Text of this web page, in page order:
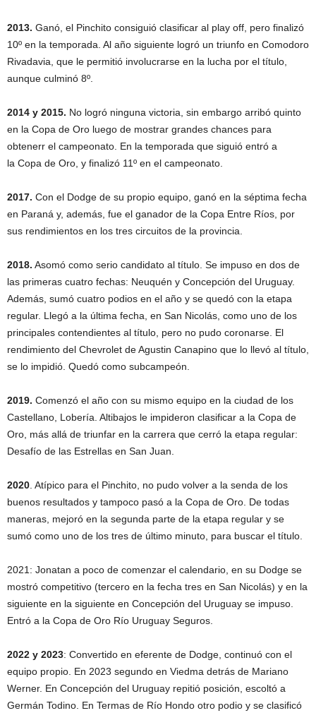
2013. Ganó, el Pinchito consiguió clasificar al play off, pero finalizó
10º en la temporada. Al año siguiente logró un triunfo en Comodoro
Rivadavia, que le permitió involucrarse en la lucha por el título,
aunque culminó 8º.
2014 y 2015. No logró ninguna victoria, sin embargo arribó quinto
en la Copa de Oro luego de mostrar grandes chances para
obtenerr el campeonato. En la temporada que siguió entró a
la Copa de Oro, y finalizó 11º en el campeonato.
2017. Con el Dodge de su propio equipo, ganó en la séptima fecha
en Paraná y, además, fue el ganador de la Copa Entre Ríos, por
sus rendimientos en los tres circuitos de la provincia.
2018. Asomó como serio candidato al título. Se impuso en dos de
las primeras cuatro fechas: Neuquén y Concepción del Uruguay.
Además, sumó cuatro podios en el año y se quedó con la etapa
regular. Llegó a la última fecha, en San Nicolás, como uno de los
principales contendientes al título, pero no pudo coronarse. El
rendimiento del Chevrolet de Agustin Canapino que lo llevó al título,
se lo impidió. Quedó como subcampeón.
2019. Comenzó el año con su mismo equipo en la ciudad de los
Castellano, Lobería. Altibajos le impideron clasificar a la Copa de
Oro, más allá de triunfar en la carrera que cerró la etapa regular:
Desafío de las Estrellas en San Juan.
2020 . Atípico para el Pinchito, no pudo volver a la senda de los
buenos resultados y tampoco pasó a la Copa de Oro. De todas
maneras, mejoró en la segunda parte de la etapa regular y se
sumó como uno de los tres de último minuto, para buscar el título.
2021: Jonatan a poco de comenzar el calendario, en su Dodge se
mostró competitivo (tercero en la fecha tres en San Nicolás) y en la
siguiente en la siguiente en Concepción del Uruguay se impuso.
Entró a la Copa de Oro Río Uruguay Seguros.
2022 y 2023: Convertido en eferente de Dodge, continuó con el
equipo propio. En 2023 segundo en Viedma detrás de Mariano
Werner. En Concepción del Uruguay repitió posición, escoltó a
Germán Todino. En Termas de Río Hondo otro podio y se clasificó